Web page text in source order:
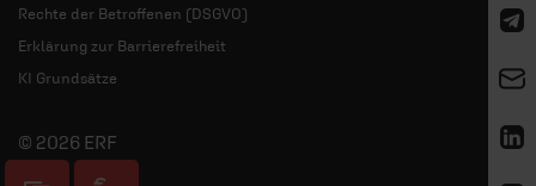
Rechte der Betroffenen (DSGVO)
Erklärung zur Barrierefreiheit
KI Grundsätze
© 2026 ERF